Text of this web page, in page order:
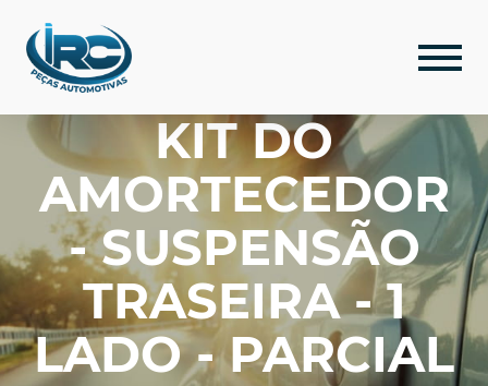
KIT DO
AMORTECEDOR
- SUSPENSÃO
TRASEIRA - 1
LADO - PARCIAL